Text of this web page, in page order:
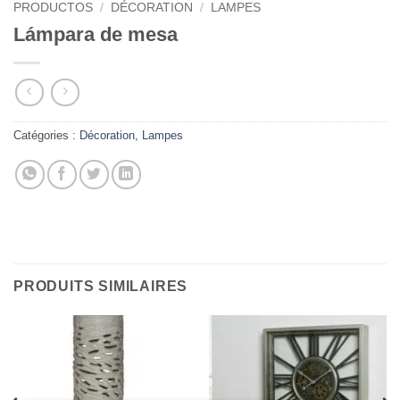
PRODUCTOS / DÉCORATION / LAMPES
Lámpara de mesa
Catégories : Décoration Lampes
PRODUITS SIMILAIRES